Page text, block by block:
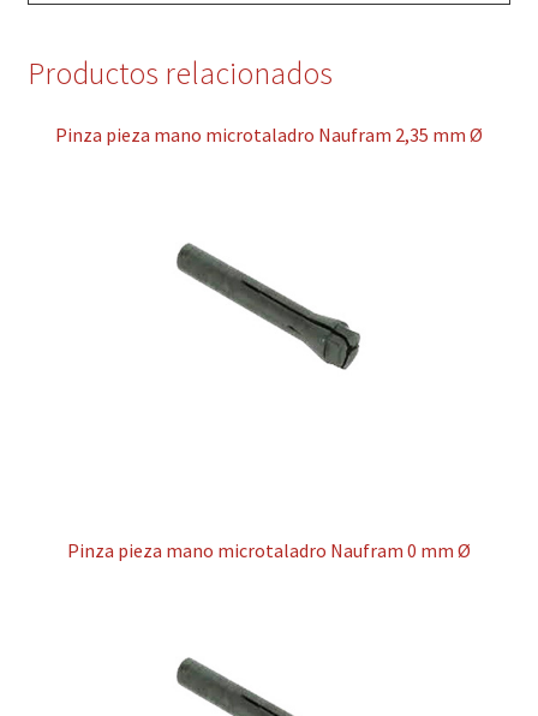
Productos relacionados
Pinza pieza mano microtaladro Naufram 2,35 mm Ø
Pinza pieza mano microtaladro Naufram 0 mm Ø